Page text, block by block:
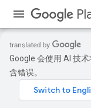
Google 会使用 AI 技
含错误。